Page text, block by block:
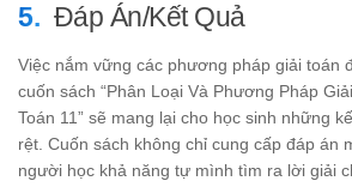
Đáp Án/Kết Quả
Việc nắm vững các phương pháp giải toán
cuốn sách “Phân Loại Và Phương Pháp
Toán 11” sẽ mang lại cho học sinh những
rệt. Cuốn sách không chỉ cung cấp đáp án
người học khả năng tự mình tìm ra lời giải